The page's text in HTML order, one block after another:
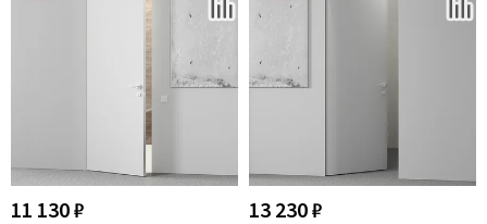
11 130 ₽ 13 230 ₽